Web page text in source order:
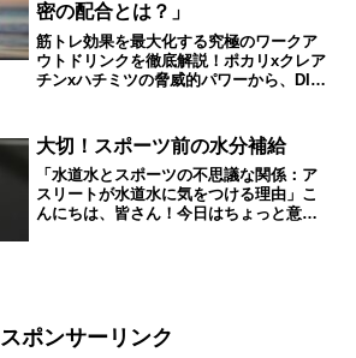
密の配合とは？」
筋トレ効果を最大化する究極のワークア
ウトドリンクを徹底解説！ポカリxクレア
チンxハチミツの脅威的パワーから、DIY
愛用の秘伝レシピを公開。トレーニング
効果を倍にする魔法のドリンクで、あな
たの筋トレライフが変わる
大切！スポーツ前の水分補給
「水道水とスポーツの不思議な関係：ア
スリートが水道水に気をつける理由」こ
んにちは、皆さん！今日はちょっと意外
スポンサーリンク